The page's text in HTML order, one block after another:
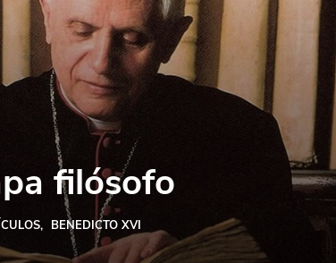
filósofo
BENEDICTO XVI